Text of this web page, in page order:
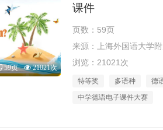
59页 21021次
课件
页数：59页
来源：上海外国语大学
浏览：21021次
特等奖 多语种
德
中学德语电子课件大赛